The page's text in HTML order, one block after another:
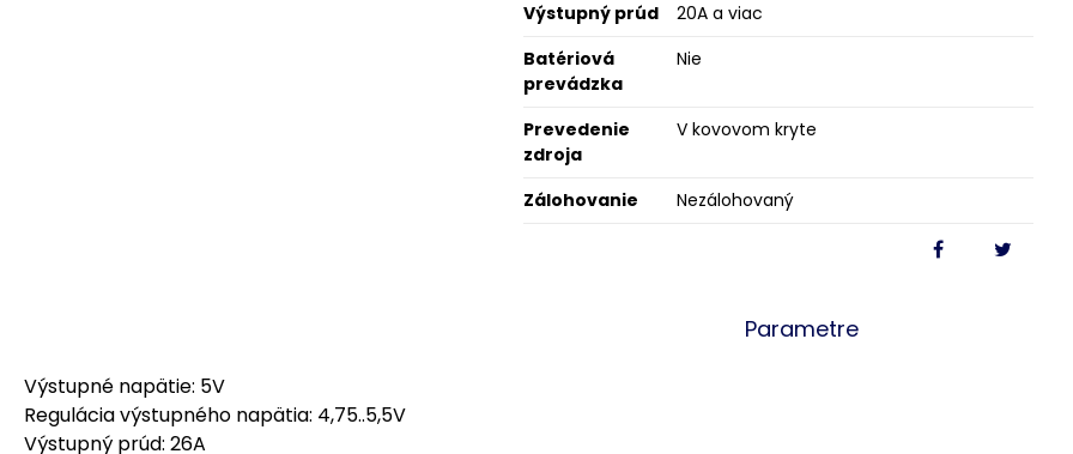
Výstupný prúd
20A a viac
Batériová
prevádzka
Nie
Prevedenie
zdroja
V kovovom kryte
Zálohovanie Nezálohovaný
Parametre
Výstupné napätie: 5V
Regulácia výstupného napätia: 4,75..5,5V
Výstupný prúd: 26A